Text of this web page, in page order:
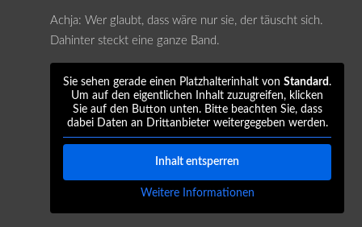
Achja: Wer glaubt, dass wäre nur sie, der täuscht sich.
Dahinter steckt eine ganze Band.
Sie sehen gerade einen Platzhalterinhalt von Standard .
Um auf den eigentlichen Inhalt zuzugreifen, klicken
Sie auf den Button unten. Bitte beachten Sie, dass
dabei Daten an Drittanbieter weitergegeben werden.
Inhalt entsperren
Weitere Informationen